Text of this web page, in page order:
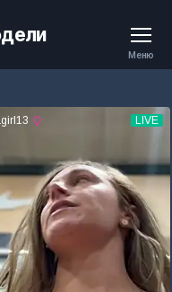
Меню